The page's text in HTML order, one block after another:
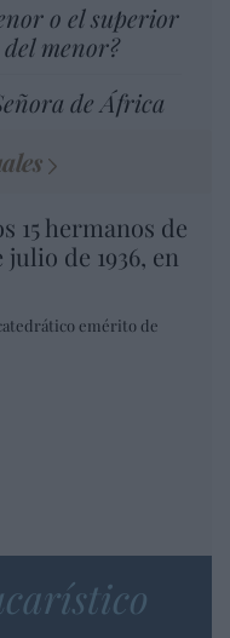
o el superior
menor?
de África
15 hermanos de
de 1936, en
emérito de